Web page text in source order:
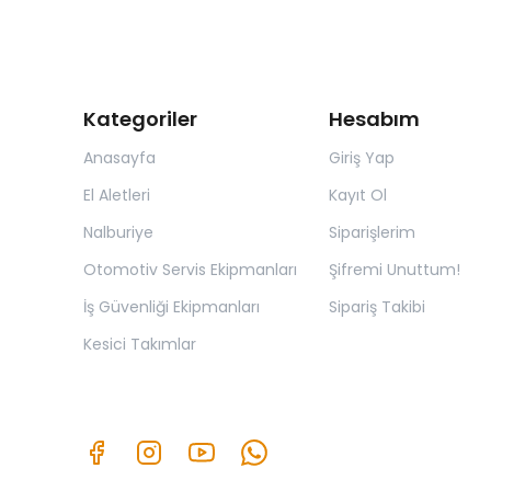
Kategoriler
Anasayfa
El Aletleri
Nalburiye
Otomotiv Servis Ekipmanları
İş Güvenliği Ekipmanları
Kesici Takımlar
Hesabım
Giriş Yap
Kayıt Ol
Siparişlerim
Şifremi Unuttum!
Sipariş Takibi